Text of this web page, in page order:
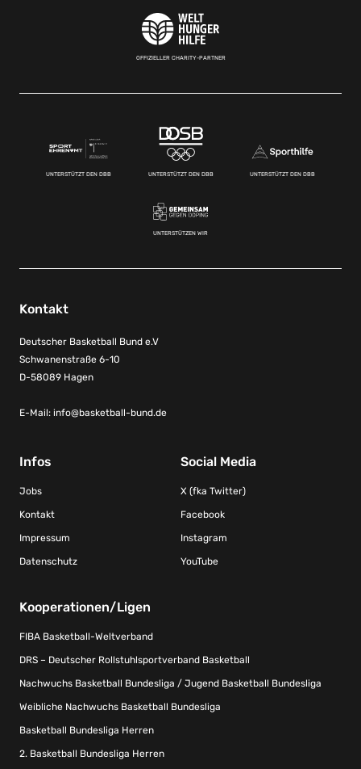
OFFIZIELLER CHARITY-PARTNER
UNTERSTÜTZT DEN DBB UNTERSTÜTZT DEN DBB UNTERSTÜTZT DEN DBB
UNTERSTÜTZEN WIR
Kontakt
Deutscher Basketball Bund e.V
Schwanenstraße 6-10
D-58089 Hagen
E-Mail: info@basketball-bund.de
Infos
Jobs
Kontakt
Impressum
Datenschutz
Social Media
X (fka Twitter)
Facebook
Instagram
YouTube
Kooperationen/Ligen
FIBA Basketball-Weltverband
DRS – Deutscher Rollstuhlsportverband Basketball
Nachwuchs Basketball Bundesliga / Jugend Basketball Bundesliga
Weibliche Nachwuchs Basketball Bundesliga
Basketball Bundesliga Herren
2. Basketball Bundesliga Herren